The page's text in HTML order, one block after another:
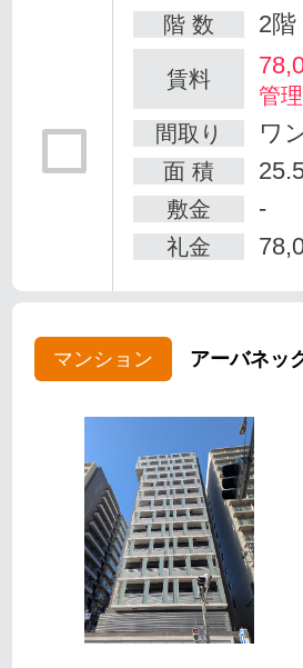
階 数 2階
賃料
管
間取り
ワ
面 積
敷金 -
礼金
マンション アーバネッ